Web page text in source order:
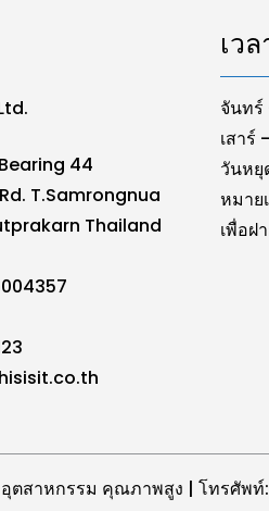
44
T.Samrongnua
Thailand
เว
จันทร์
เสาร์
วันหยุ
หมาย
เพื่อฝ
อุตสาหกรรม คุณภาพสูง | โทรศั